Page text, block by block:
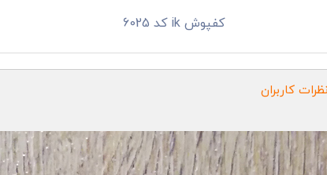
کفپوش ik کد 6025
نظرات کاربران